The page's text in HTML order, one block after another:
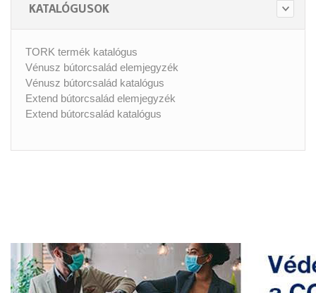
KATALÓGUSOK
TORK termék katalógus
Vénusz bútorcsalád elemjegyzék
Vénusz bútorcsalád katalógus
Extend bútorcsalád elemjegyzék
Extend bútorcsalád katalógus